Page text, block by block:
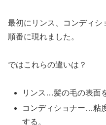
最初にリンス、コンディシ
順番に現れました。
ではこれらの違いは？
リンス…髪の毛の表面
コンディショナー…粘
する。